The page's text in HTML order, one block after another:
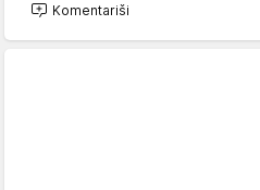
Komentariši